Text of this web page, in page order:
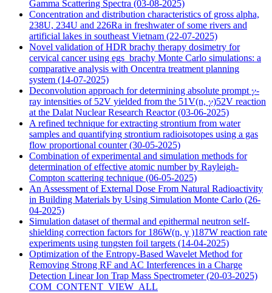
Gamma Scattering Spectra (03-08-2025)
Concentration and distribution characteristics of gross alpha,
238U, 234U and 226Ra in freshwater of some rivers and
artificial lakes in southeast Vietnam (22-07-2025)
Novel validation of HDR brachy therapy dosimetry for
cervical cancer using egs_brachy Monte Carlo simulations: a
comparative analysis with Oncentra treatment planning
system (14-07-2025)
Deconvolution approach for determining absolute prompt 𝛾-
ray intensities of 52V yielded from the 51V(n, 𝛾)52V reaction
at the Dalat Nuclear Research Reactor(03-06-2025)
A refined technique for extracting strontium from water
samples and quantifying strontium radioisotopes using a gas
flow proportional counter(30-05-2025)
Combination of experimental and simulation methods for
determination of effective atomic number by Rayleigh-
Compton scattering technique (06-05-2025)
An Assessment of External Dose From Natural Radioactivity
in Building Materials by Using Simulation Monte Carlo (26-
04-2025)
Simulation dataset of thermal and epithermal neutron self-
shielding correction factors for 186W(n, γ )187W reaction rate
experiments using tungsten foil targets (14-04-2025)
Optimization of the Entropy-Based Wavelet Method for
Removing Strong RF and AC Interferences in a Charge
Detection Linear Ion Trap Mass Spectrometer(20-03-2025)
COM_CONTENT_VIEW_ALL